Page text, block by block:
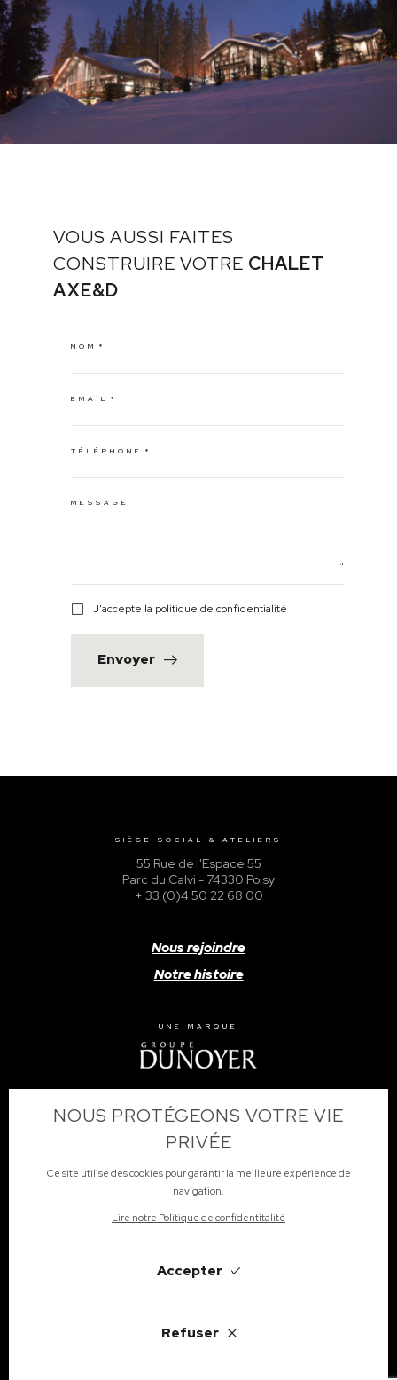
VOUS AUSSI FAITES
CONSTRUIRE VOTRE CHALET
AXE&D
NOM
EMAIL
TÉLÉPHONE
MESSAGE
J'accepte la politique de confidentialité
Envoyer
SIÈGE SOCIAL & ATELIERS
55 Rue de l'Espace 55
Parc du Calvi - 74330 Poisy
+ 33 (0)4 50 22 68 00
Nous rejoindre
Notre histoire
UNE MARQUE
NOUS PROTÉGEONS VOTRE VIE
PRIVÉE
Ce site utilise des cookies pour garantir la meilleure expérience de
navigation.
Lire notre Politique de confidentitalité
Accepter
Refuser